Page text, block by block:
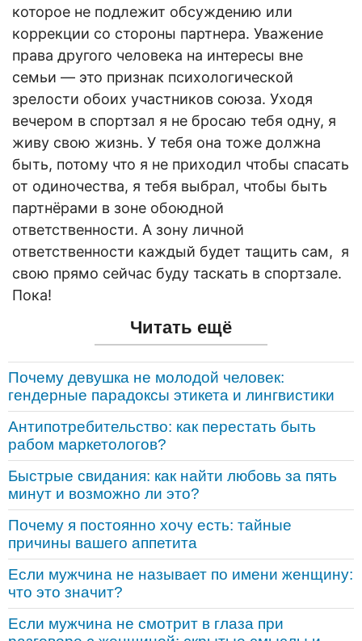
которое не подлежит обсуждению или
коррекции со стороны партнера. Уважение
права другого человека на интересы вне
семьи — это признак психологической
зрелости обоих участников союза. Уходя
вечером в спортзал я не бросаю тебя одну, я
живу свою жизнь. У тебя она тоже должна
быть, потому что я не приходил чтобы спасать
от одиночества, я тебя выбрал, чтобы быть
партнёрами в зоне обоюдной
ответственности. А зону личной
ответственности каждый будет тащить сам, я
свою прямо сейчас буду таскать в спортзале.
Пока!
Читать ещё
Почему девушка не молодой человек:
гендерные парадоксы этикета и лингвистики
Антипотребительство: как перестать быть
рабом маркетологов?
Быстрые свидания: как найти любовь за пять
минут и возможно ли это?
Почему я постоянно хочу есть: тайные
причины вашего аппетита
Если мужчина не называет по имени женщину:
что это значит?
Если мужчина не смотрит в глаза при